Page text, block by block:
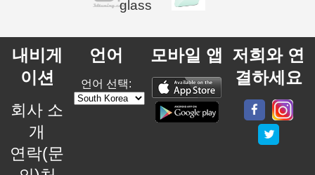
glass
내비게
이션
회사 소
개
연락(문
언어
언어 선택:
모바일 앱 저희와 연
결하세요